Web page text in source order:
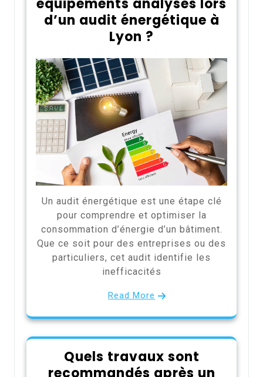
équipements analysés lors
d’un audit énergétique à
Lyon ?
Un audit énergétique est une étape clé
pour comprendre et optimiser la
consommation d’énergie d’un bâtiment.
Que ce soit pour des entreprises ou des
particuliers, cet audit identifie les
inefficacités
Read More
Quels travaux sont
recommandés après un